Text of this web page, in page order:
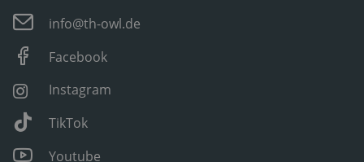
info@th-owl.de
Facebook
Instagram
TikTok
Youtube